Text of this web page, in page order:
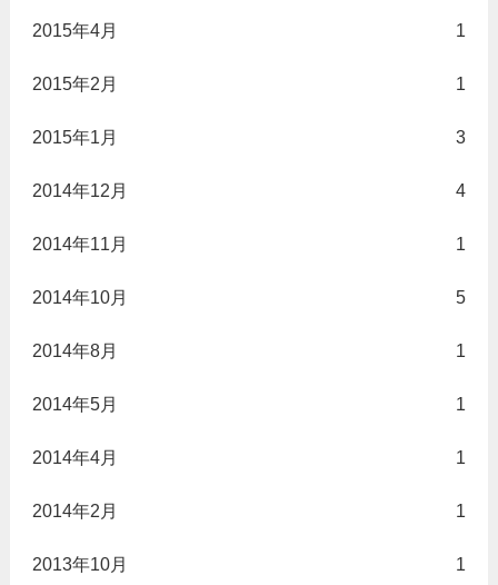
2015年4月 1
2015年2月 1
2015年1月 3
2014年12月 4
2014年11月 1
2014年10月 5
2014年8月 1
2014年5月 1
2014年4月 1
2014年2月 1
2013年10月 1